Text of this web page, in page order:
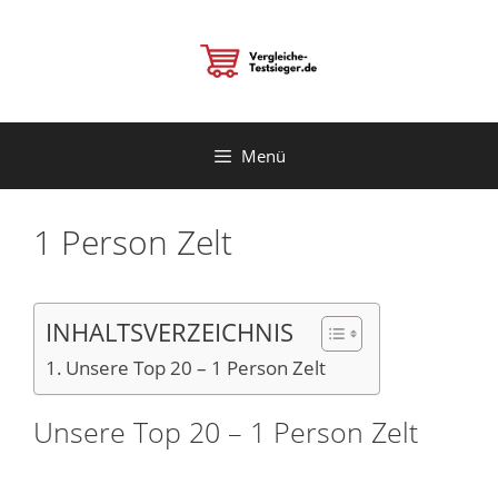
Menü
1 Person Zelt
INHALTSVERZEICHNIS
Unsere Top 20 – 1 Person Zelt
Unsere Top 20 – 1 Person Zelt